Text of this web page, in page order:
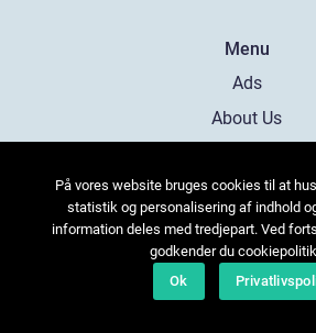
Menu
Ads
About Us
Contact
Sitemap
På vores website bruges cookies til at
statistik og personalisering af indhold
information deles med tredjepart. Ved
godkender du
Ok